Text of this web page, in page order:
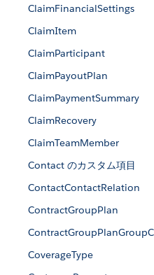
ClaimFinancialSettings
ClaimItem
ClaimParticipant
ClaimPayoutPlan
ClaimPaymentSummary
ClaimRecovery
ClaimTeamMember
Contact のカスタム項目
ContactContactRelation
ContractGroupPlan
CoverageType